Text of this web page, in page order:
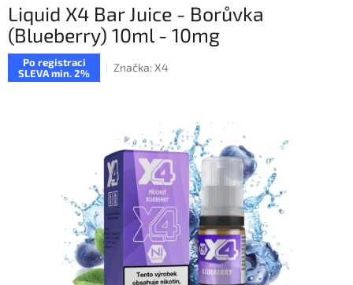
Liquid X4 Bar Juice - Borůvka
(Blueberry) 10ml - 10mg
Po registraci
SLEVA min. 2%
Značka:X4